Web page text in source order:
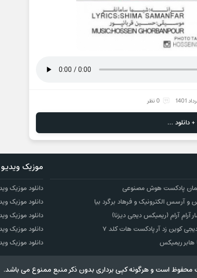
0 نظر
دانلود ...
پادکست هوش مصنوعی
آرسس الکترونیک و فرهاد برگرد بیا
آرام آرام (ریمیکس دیجی دیزنا)
کوین زد آر پادکست هات کلد ۷
هابر ریمیکس
موزیک ویدیو
دانلود موزیک
دانلود موزیک
دانلود موزیک
دانلود موزیک
دانلود موزیک
محفوظ است و هرگونه کپی برداری بدون ذکر منبع ممنوع می باشد.